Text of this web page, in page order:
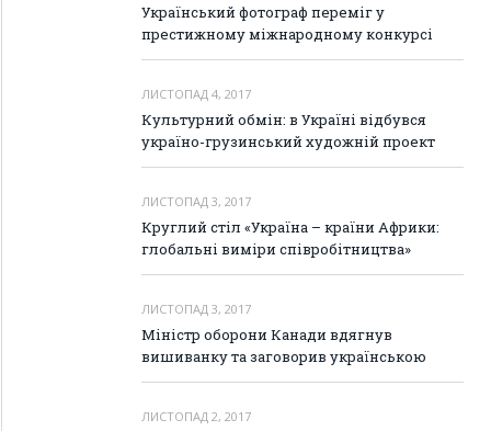
Український фотограф переміг у
престижному міжнародному конкурсі
ЛИСТОПАД 4, 2017
Культурний обмін: в Україні відбувся
україно-грузинський художній проект
ЛИСТОПАД 3, 2017
Круглий стіл «Україна – країни Африки:
глобальні виміри співробітництва»
ЛИСТОПАД 3, 2017
Міністр оборони Канади вдягнув
вишиванку та заговорив українською
ЛИСТОПАД 2, 2017